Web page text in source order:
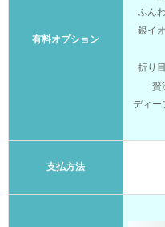
有料オプション
ふん
銀イ
折り
贅
ディー
支払方法